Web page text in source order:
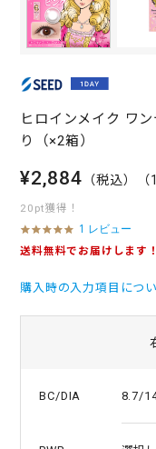
ヒロインメイク ワ
り（×2箱）
¥2,884 （税込）
20pt獲得！
5
.
t
n
1 レビュー
送料無料でお届けします！
購入時の入力項目につ
BC/DIA 8.7/